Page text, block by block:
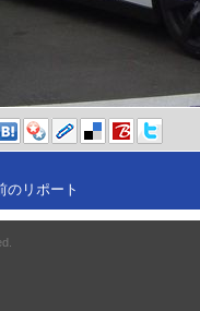
のリポート